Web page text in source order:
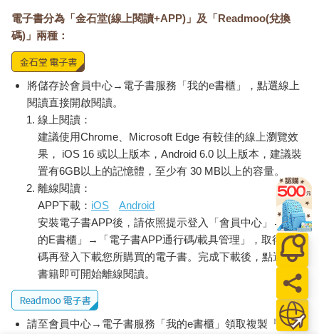
聯盟學生造型、牛仔服飾、嬉皮打扮、西岸運動服、五〇年代復
古造型、紐約街頭服飾，以及舊式工作服，這些服裝在數十年間
陸續傳入日本，翻轉了日本社會的樣貌，繼而反向影響了全球時
尚。
不過，本書並非探討錯綜複雜的服裝樣式或設計概念，而是要追
溯那些將美式服裝引進日本的人物，以及將這些美式概念融入日
本人身分認同的年輕人。推動這些改變的人往往不是受過專業訓
練的服裝設計師，而是企業家、進口商、雜誌編輯、插畫家、造
型師，以及音樂工作者。不過，儘管青少年對美式文化需求若
渴，這些開路先驅依然面臨到艱鉅的挑戰，包括尋找貨源、如何
取得技術知識，以及說服態度遲疑的零售商等等。他們總是得搶
先一步，抵擋來自家長、警方，以及服裝產業龐大且根深柢固的
傳統反對力量。不過，拜精明的解決方法和運氣之賜，他們還是
能將產品交到年輕人手中，獲取驚人利潤。
儘管美式時尚影響了日本的男女裝風格，但在男裝方面的影響其
實更為深遠。自從戰後擺脫和服之後，日本女裝就一直追循著歐
洲設計師的腳步。相較之下，日本男性只將時尚視為一種追求校
園菁英打扮、粗獷的戶外風格、文化與次文化認同，以及模仿好
萊塢明星的概念，這些都導致日本男性接受了以生活方式為基
電子書分為「金石堂(線上閱讀+APP)」及「Readmoo(兌換
碼)」兩種：
將儲存於會員中心→電子書服務「我的e書櫃」，點選線上
閱讀直接開啟閱讀。
線上閱讀：
建議使用Chrome、Microsoft Edge 有較佳的線上瀏覽效
果， iOS 16 或以上版本，Android 6.0 以上版本，建議裝
置有6GB以上的記憶體，至少有 30 MB以上的容量。
離線閱讀：
APP下載： iOS
Android
安裝電子書APP後，請依照提示登入「會員中心」→「我
的E書櫃」→「電子書APP通行碼/載具管理」，取得通行
碼再登入下載您所購買的電子書。完成下載後，點選任一
書籍即可開始離線閱讀。
請至會員中心→電子書服務「我的e書櫃」領取複製『兌換